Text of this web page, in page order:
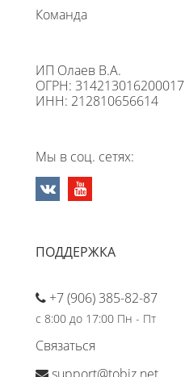
Команда
ИП Олаев В.А.
ОГРН: 314213016200017
ИНН: 212810656614
Мы в соц. сетях:
ПОДДЕРЖКА
+7 (906) 385-82-87
с 8:00 до 17:00 Пн - Пт
Связаться